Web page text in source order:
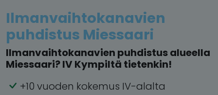
Ilmanvaihtokanavien
puhdistus Miessaari
Ilmanvaihtokanavien puhdistus alueella
Miessaari? IV Kympiltä tietenkin!
+10 vuoden kokemus IV-alalta